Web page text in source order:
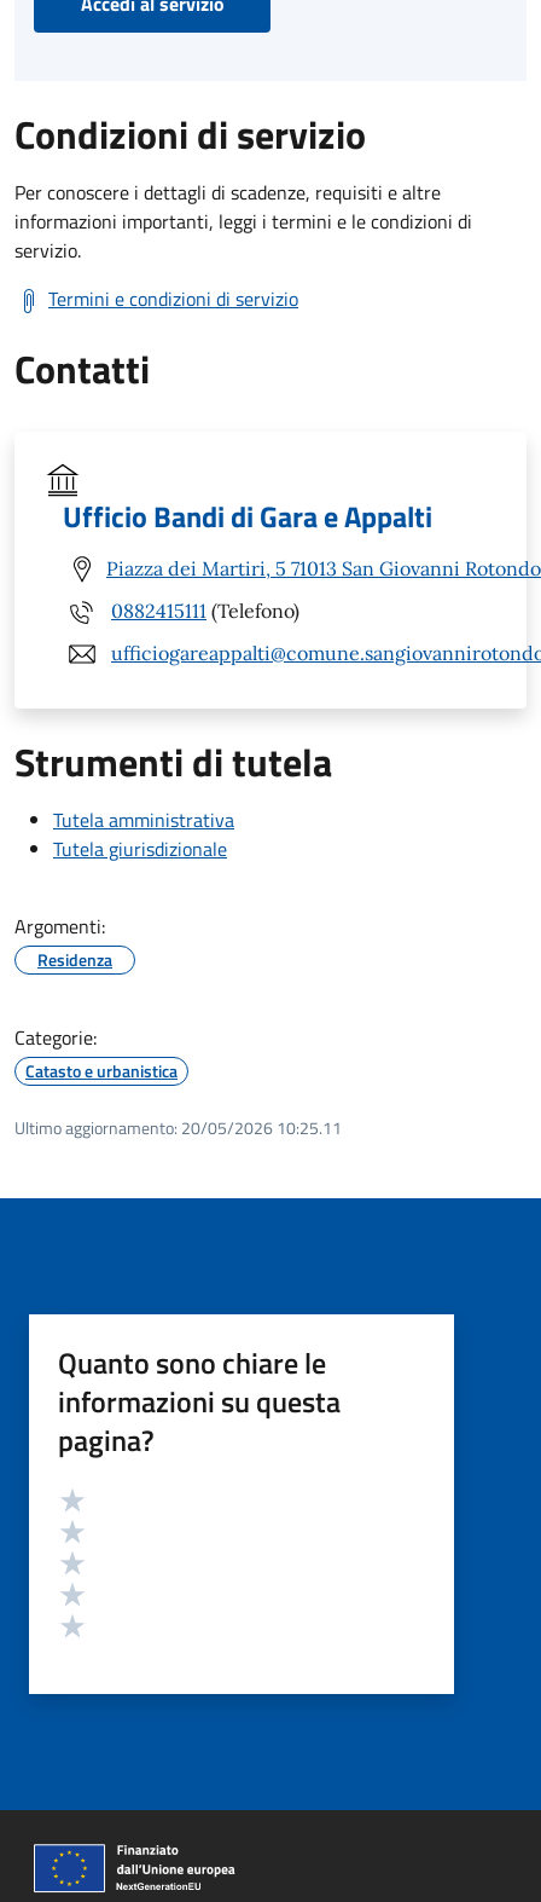
Condizioni di servizio
Per conoscere i dettagli di scadenze, requisiti e altre
informazioni importanti, leggi i termini e le condizioni di
servizio.
Termini e condizioni di servizio
Contatti
Ufficio Bandi di Gara e Appalti
Piazza dei Martiri, 5 71013 San Giovanni
0882415111 (Telefono)
Strumenti di tutela
Tutela amministrativa
Tutela giurisdizionale
Argomenti:
Residenza
Categorie:
Catasto e urbanistica
Ultimo aggiornamento: 20/05/2026 10:25.11
Quanto sono chiare le
informazioni su questa
pagina?
Valutazione